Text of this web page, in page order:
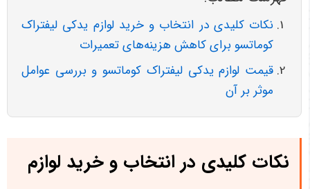
نکات کلیدی در انتخاب و خرید لوازم یدکی لیفتراک
کوماتسو برای کاهش هزینه‌های تعمیرات
قیمت لوازم یدکی لیفتراک کوماتسو و بررسی عوامل
موثر بر آن
نکات کلیدی در انتخاب و خرید لوازم